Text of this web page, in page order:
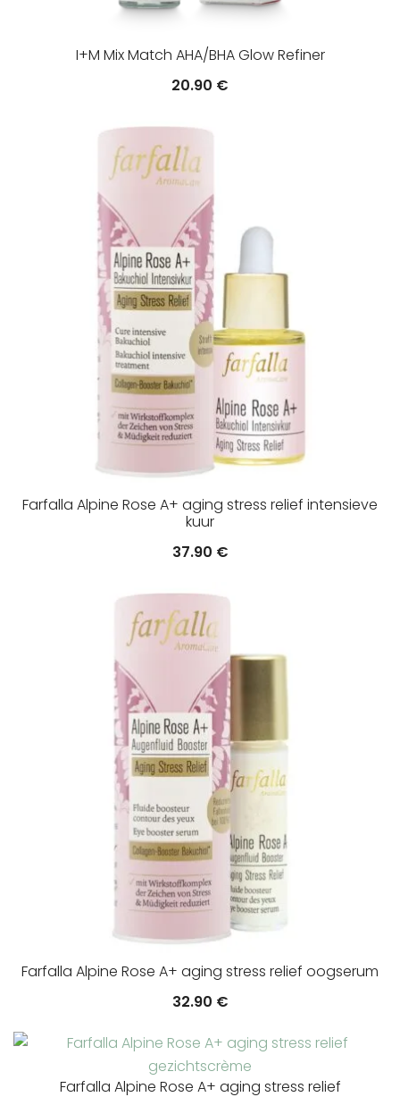
I+M Mix Match AHA/BHA Glow Refiner
20.90 €
Farfalla Alpine Rose A+ aging stress relief intensieve
kuur
37.90 €
Farfalla Alpine Rose A+ aging stress relief oogserum
32.90 €
Farfalla Alpine Rose A+ aging stress relief